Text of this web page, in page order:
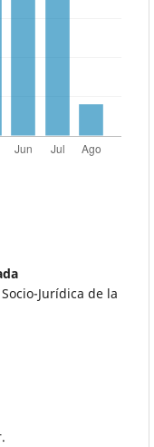
Jurídica de la